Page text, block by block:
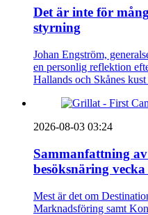
Det är inte för
styrning
Johan Engström,
en personlig reflektion
Hallands och Skånes
2026-08-03 03:24
Sammanfattning
besöksnäring vecka
Mest är det om
Marknadsföring samt